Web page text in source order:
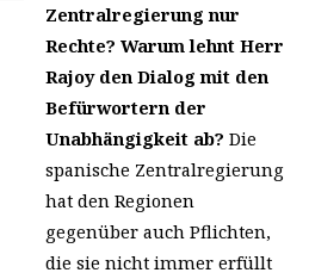
Zentralregierung nur
Rechte? Warum lehnt Herr
Rajoy den Dialog mit den
Befürwortern der
Unabhängigkeit ab?Die
spanische Zentralregierung
hat den Regionen
gegenüber auch Pflichten,
die sie nicht immer erfüllt